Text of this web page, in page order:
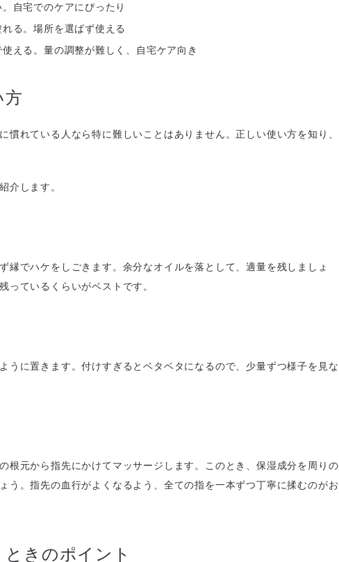
自宅でのケアにぴったり
る。場所を選ばず使える
える。量の調整が難しく、自宅ケア向き
方
慣れている人なら特に難しいことはありません。正しい使い方を知り、
介します。
縁でハケをしごきます。余分なオイルを落として、適量を残しましょ
っているくらいがベストです。
うに置きます。付けすぎるとベタベタになるので、少量ずつ様子を見な
根元から指先にかけてマッサージします。このとき、保湿成分を周りの
う。指先の血行がよくなるよう、全ての指を一本ずつ丁寧に揉むのがお
きのポイント